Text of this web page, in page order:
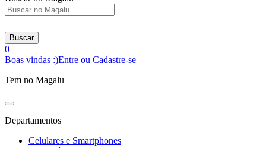
Buscar
0
Boas vindas :)Entre ou Cadastre-se
Tem no Magalu
Departamentos
Celulares e Smartphones